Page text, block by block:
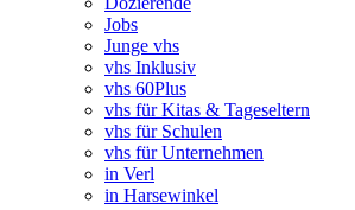
Jobs
Junge vhs
vhs Inklusiv
vhs 60Plus
vhs für Kitas & Tageseltern
vhs für Schulen
vhs für Unternehmen
in Verl
in Harsewinkel